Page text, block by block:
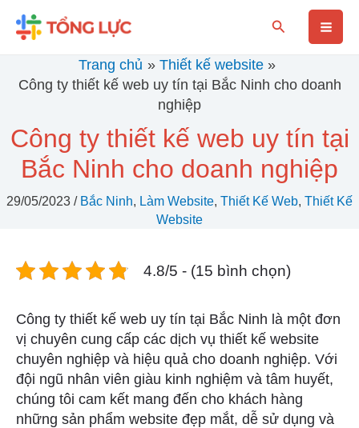
Tìm
Trang chủ
Thiết kế website
Công ty thiết kế web uy tín tại Bắc Ninh cho doanh
nghiệp
Công ty thiết kế web uy tín tại
Bắc Ninh cho doanh nghiệp
29/05/2023 / Bắc Ninh, Làm Website, Thiết Kế Web, Thiết Kế
Website
4.8/5 - (15 bình chọn)
Công ty thiết kế web uy tín tại Bắc Ninh là một đơn
vị chuyên cung cấp các dịch vụ thiết kế website
chuyên nghiệp và hiệu quả cho doanh nghiệp. Với
đội ngũ nhân viên giàu kinh nghiệm và tâm huyết,
chúng tôi cam kết mang đến cho khách hàng
những sản phẩm website đẹp mắt, dễ sử dụng và